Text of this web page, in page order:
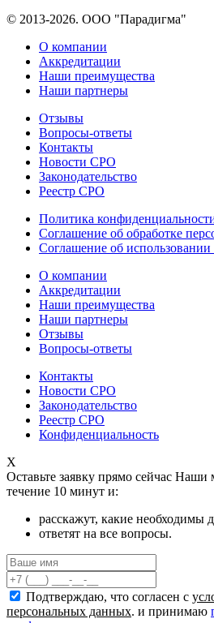
© 2013-2026. ООО "Парадигма"
О компании
Аккредитации
Наши преимущества
Наши партнеры
Отзывы
Вопросы-ответы
Контакты
Новости СРО
Законодательство
Реестр СРО
Политика
Соглашение об обработке
Соглашение об использовании
О компании
Аккредитации
Наши преимущества
Наши партнеры
Отзывы
Вопросы-ответы
Контакты
Новости СРО
Законодательство
Реестр СРО
Конфиденциальность
X
Оставьте заявку прямо сейчас Наши
течение 10 минут и:
расскажут, какие необходимы
ответят на все вопросы.
Подтверждаю, что согласен с
персональных данных. и принимаю